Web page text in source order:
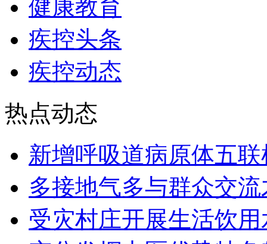
健康教育
疾控头条
疾控动态
热点动态
新增呼吸道病原体五联
多接地气多与群众交流
受灾村庄开展生活饮用